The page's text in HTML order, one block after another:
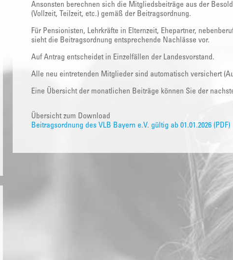
Ansonsten berechnen sich die Mitgliedsbeiträge aus der
(Vollzeit, Teilzeit, etc.) gemäß der Beitragsordnung.
Für Pensionisten, Lehrkräfte in Elternzeit, Ehepartner,
sieht die Beitragsordnung entsprechende Nachlässe vor.
Auf Antrag entscheidet in Einzelfällen der Landesvorstand.
Alle neu eintretenden Mitglieder sind automatisch versichert
Eine Übersicht der monatlichen Beiträge können Sie der
Übersicht zum Download
Beitragsordnung des VLB Bayern e.V. gültig ab 01.01.2026 (PDF)